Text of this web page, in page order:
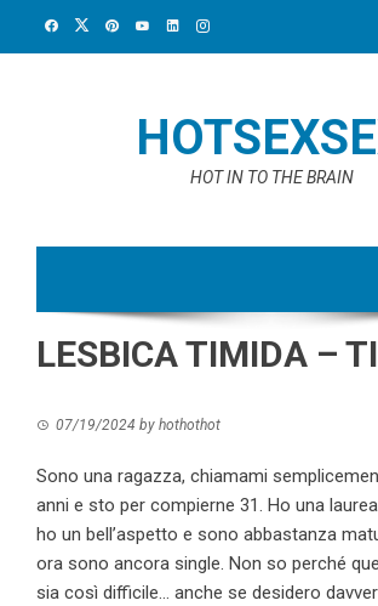
HOT IN TO THE BRAIN
LESBICA TIMIDA –
07/19/2024 by hothothot
Sono una ragazza, chiamami
anni e sto per compierne 31. Ho una
ho un bell’aspetto e sono abbastanza
ora sono ancora single. Non so perché
sia così difficile… anche se desidero